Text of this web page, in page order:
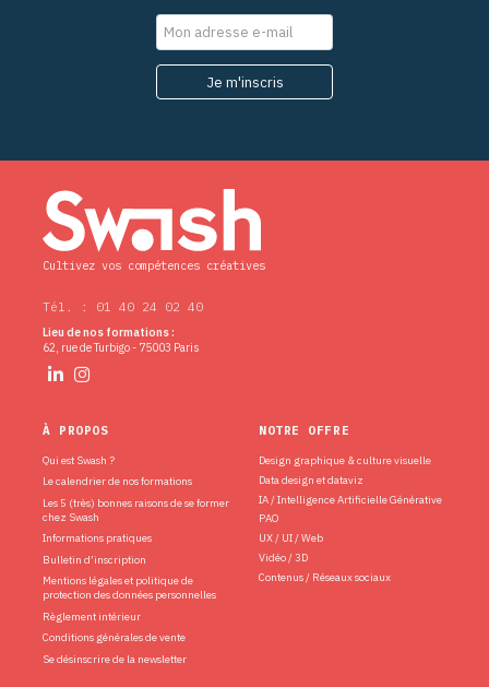
Cultivez vos compétences créatives
Tél. : 01 40 24 02 40
Lieu de nos formations :
62, rue de Turbigo - 75003 Paris
À PROPOS
Qui est Swash ?
Le calendrier de nos formations
Les 5 (très) bonnes raisons de se former
chez Swash
Informations pratiques
Bulletin d’inscription
Mentions légales et politique de
protection des données personnelles
Règlement intérieur
Conditions générales de vente
Se désinscrire de la newsletter
NOTRE OFFRE
Design graphique & culture visuelle
Data design et dataviz
IA / Intelligence Artificielle Générative
PAO
UX / UI / Web
Vidéo / 3D
Contenus / Réseaux sociaux